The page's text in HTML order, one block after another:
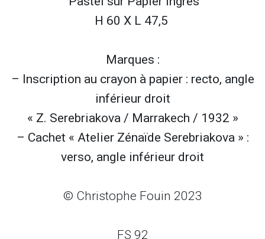
H 60 X L 47,5
Marques :
– Inscription au crayon à papier : recto, angle
inférieur droit
« Z. Serebriakova / Marrakech / 1932 »
– Cachet « Atelier Zénaïde Serebriakova » :
verso, angle inférieur droit
© Christophe Fouin 2023
FS 92